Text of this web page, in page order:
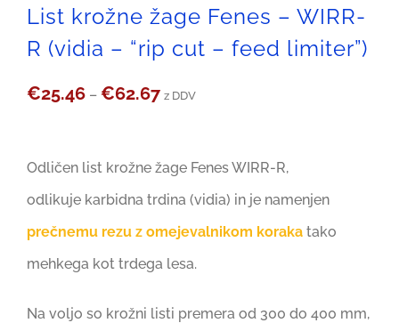
List krožne žage Fenes – WIRR-
R (vidia – “rip cut – feed limiter”)
€25.46 – €62.67Cenovni
z DDV
Odličen list krožne žage Fenes WIRR-R,
odlikuje karbidna trdina (vidia) in je namenjen
prečnemu rezu z omejevalnikom koraka tako
mehkega kot trdega lesa.
Na voljo so krožni listi premera od 300 do 400 mm,